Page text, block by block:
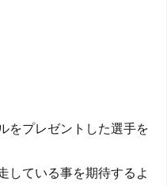
をプレゼントした選手を
している事を期待するよ